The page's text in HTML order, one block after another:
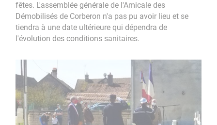
fêtes. L'assemblée générale de l'Amicale des
Démobilisés de Corberon n'a pas pu avoir lieu et se
tiendra à une date ultérieure qui dépendra de
l'évolution des conditions sanitaires.